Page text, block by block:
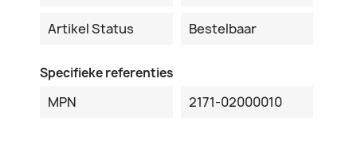
Artikel Status Bestelbaar
Specifieke referenties
MPN 2171-02000010